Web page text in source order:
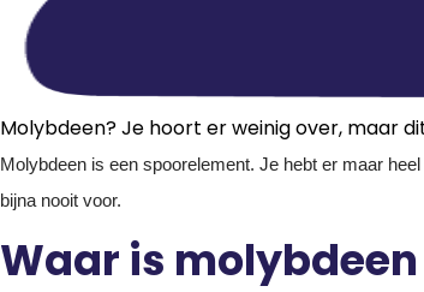
Molybdeen? Je hoort er weinig over, maar
Molybdeen is een spoorelement. Je hebt er maar
bijna nooit voor.
Waar is